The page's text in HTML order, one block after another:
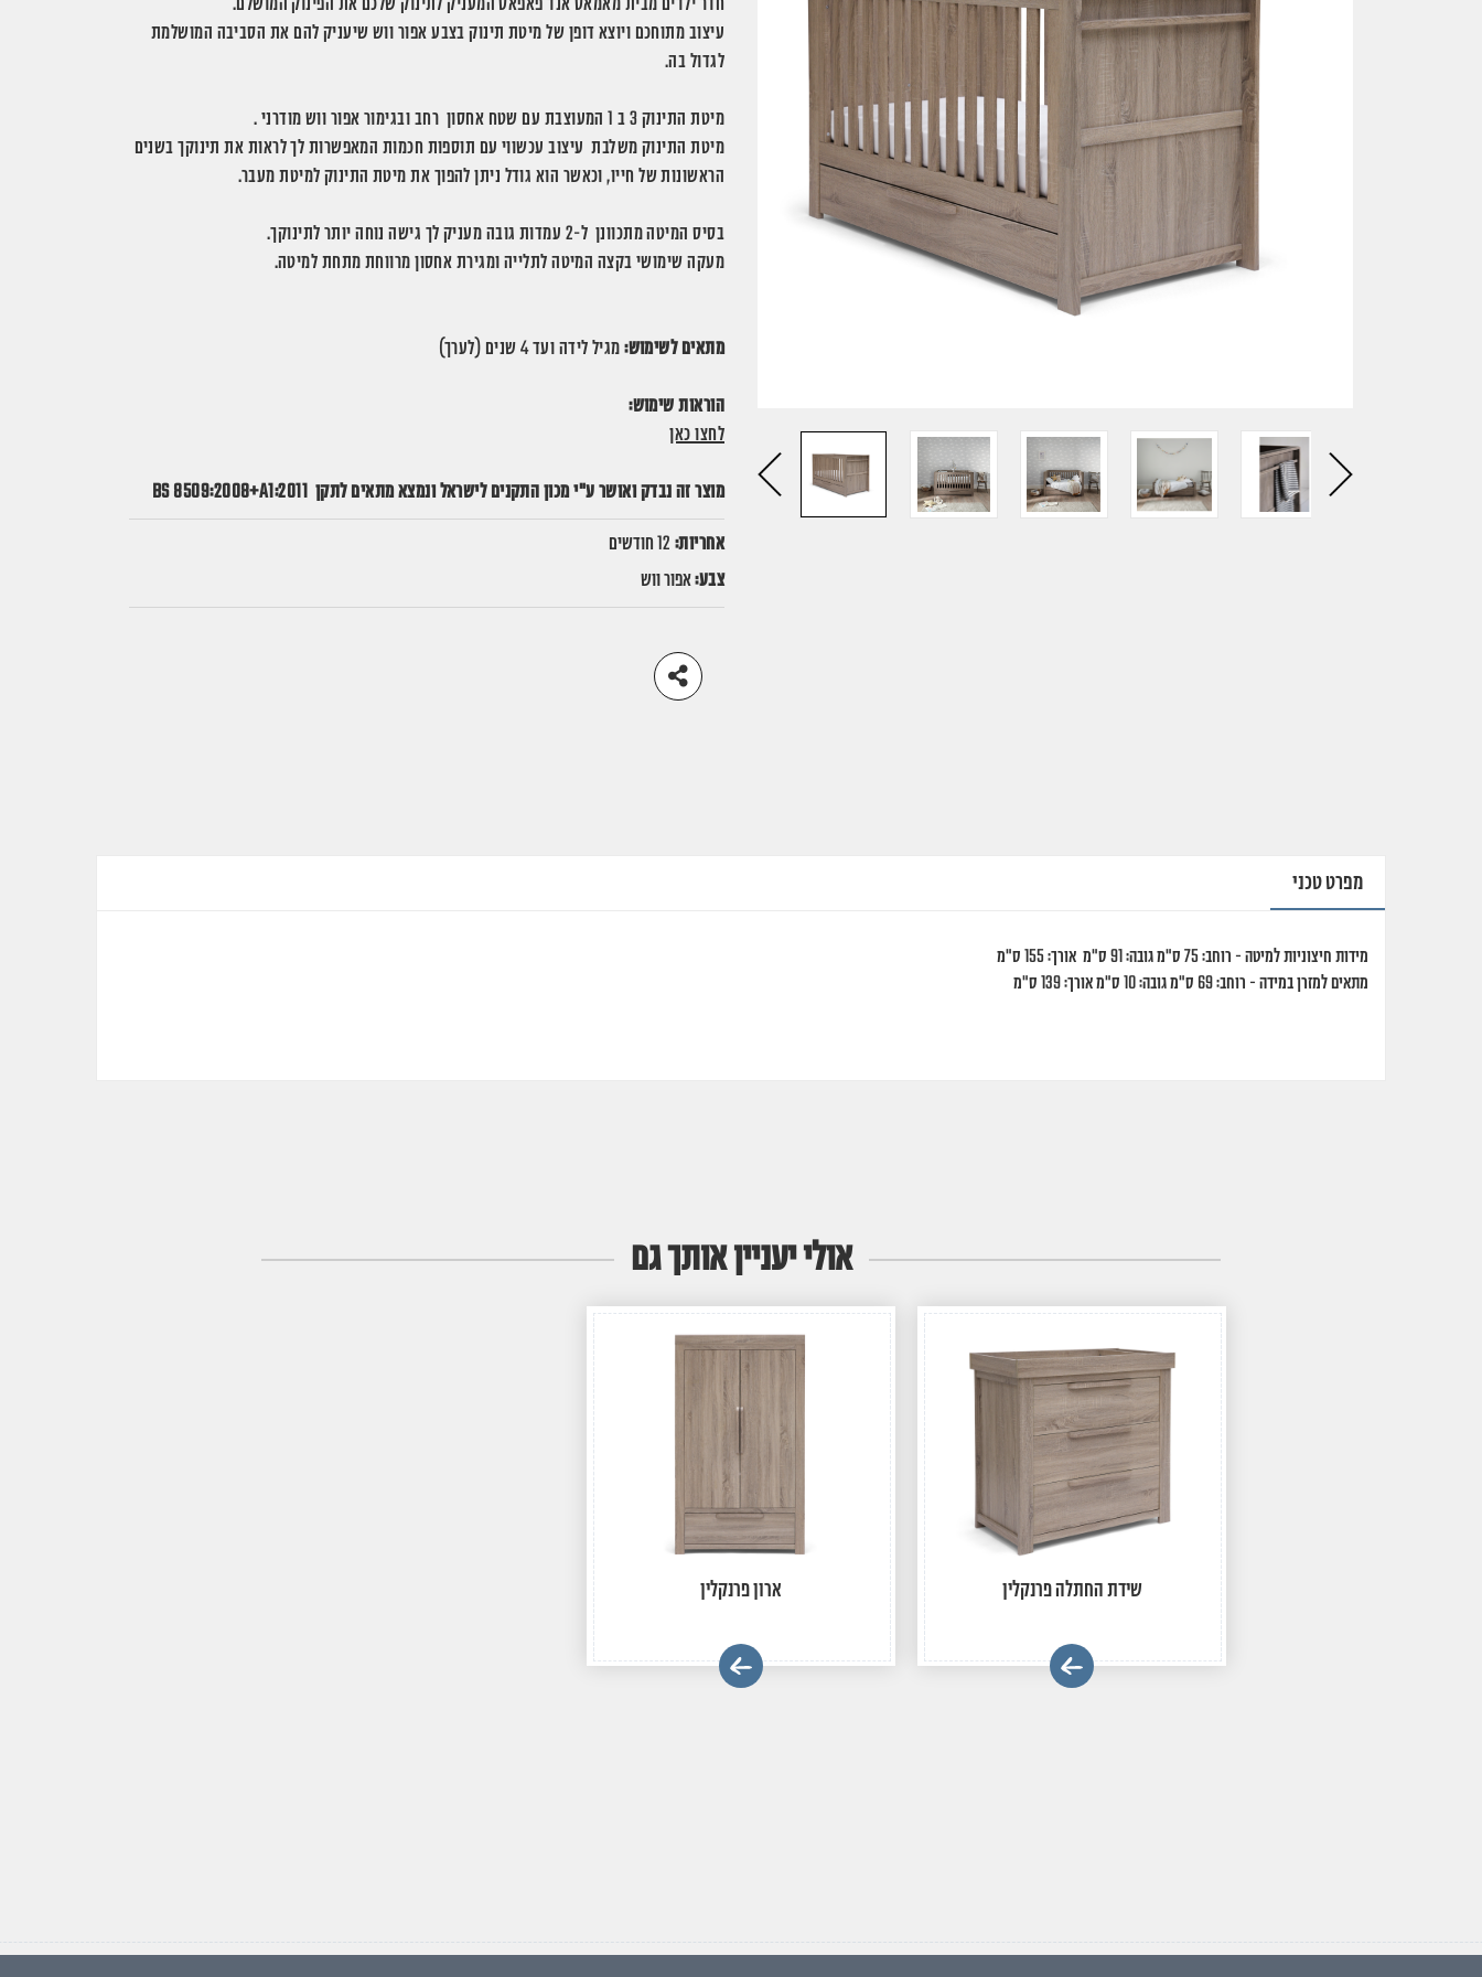
עבור
עיצוב מתוחכם ויוצא דופן של מיטת תינוק בצבע אפור ווש שיעניק להם את הסביבה המושלמת
לגדול בה.
מיטת התינוק 3 ב 1 המעוצבת עם שטח אחסון רחב ובגימור אפור ווש מודרני .
מיטת התינוק משלבת עיצוב עכשווי עם תוספות חכמות המאפשרות לך לראות את תינוקך בשנים
הראשונות של חייו, וכאשר הוא גודל ניתן להפוך את מיטת התינוק למיטת מעבר.
בסיס המיטה מתכוונן ל-2 עמדות גובה מעניק לך גישה נוחה יותר לתינוקך.
מעקה שימושי בקצה המיטה לתלייה ומגירת אחסון מרווחת מתחת למיטה.
מתאים לשימוש:מגיל לידה ועד 4 שנים (לערך)
הוראות שימוש:
לחצו כאן
מוצר זה נבדק ואושר ע"י מכון התקנים לישראל ונמצא מתאים לתקן BS 8509:2008+A1:2011
אחריות:12 חודשים
צבע:אפור ווש
מפרט טכני
מידות חיצוניות למיטה - רוחב: 75 ס"מ גובה: 91 ס"מ אורך: 155 ס"מ
מתאים למזרן במידה - רוחב: 69 ס"מ גובה: 10 ס"מ אורך: 139 ס"מ
אולי יעניין אותך גם
שידת החתלה פרנקלין ארון פרנקלין